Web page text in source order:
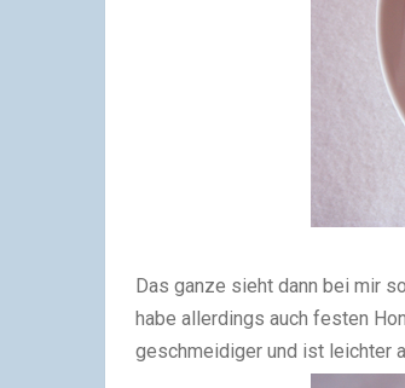
Das ganze sieht dann bei mir
habe allerdings auch festen
geschmeidiger und ist leichter